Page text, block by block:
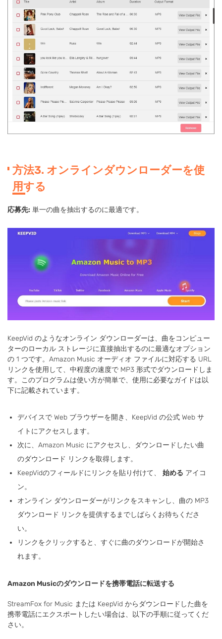
方法3. オンラインダウンローダーを使
用する
応募先: 単一の曲を抽出するのに最適です。
KeepVid のようなオンライン ダウンローダーは、曲をコンピュー
ターのローカル ストレージに直接抽出するのに最適なオプション
の 1 つです。Amazon Music オーディオ ファイルに対応する URL
リンクを使用して、中程度の速度で MP3 形式でダウンロードしま
す。このプログラムは使い方が簡単で、使用に必要なガイドは以
下に記載されています。
デバイスで Web ブラウザーを開き、KeepVid の公式 Web サ
イトにアクセスします。
次に、Amazon Music にアクセスし、ダウンロードしたい曲
のダウンロード リンクを取得します。
KeepVidのフィールドにリンクを貼り付けて、 始める アイコ
ン。
オンライン ダウンローダーがリンクをスキャンし、曲の MP3
ダウンロード リンクを提供するまでしばらくお待ちくださ
い。
リンクをクリックすると、すぐに曲のダウンロードが開始さ
れます。
Amazon Musicのダウンロードを携帯電話に転送する
StreamFox for Music または KeepVid からダウンロードした曲を
携帯電話にエクスポートしたい場合は、以下の手順に従ってくだ
さい。